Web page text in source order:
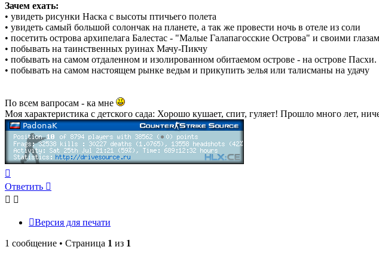
Зачем ехать:
• увидеть рисунки Наска с высоты птичьего полета
• увидеть самый большой солончак на планете, а так же провести ночь в отеле из соли
• посетить острова архипелага Балестас - "Малые Галапагосские Острова" и своими
• побывать на таинственных руинах Мачу-Пикчу
• побывать на самом отдаленном и изолированном обитаемом острове - на острове Пасхи.
• побывать на самом настоящем рынке ведьм и прикупить зелья или талисманы на удачу
По всем вапросам - ка мне
Моя характеристика с детского сада: Хорошо кушает, спит, гуляет! Прошло много лет,
к
началу
Ответить
Версия для печати
1 сообщение • Страница 1 из 1